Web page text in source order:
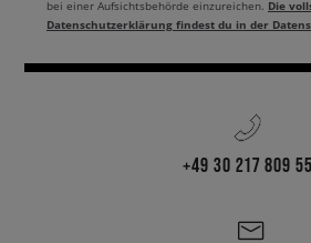
bei einer Aufsichtsbehörde einzureichen. Die
Datenschutzerklärung findest du in der
+49 30 217 809 55